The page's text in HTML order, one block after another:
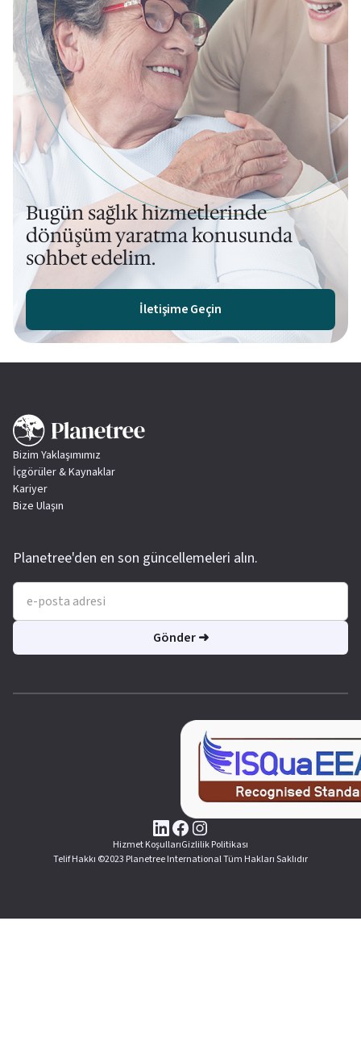
Bugün sağlık hizmetlerinde
dönüşüm yaratma konusunda
sohbet edelim.
İletişime Geçin
Bizim Yaklaşımımız
İçgörüler & Kaynaklar
Kariyer
Bize Ulaşın
Planetree'den en son güncellemeleri alın.
Hizmet KoşullarıGizlilik Politikası
Telif Hakkı ©2023 Planetree International Tüm Hakları Saklıdır